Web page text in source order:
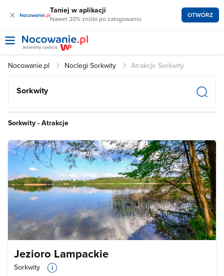
× Taniej w aplikacji
Nawet 20% zniżki po zalogowaniu OTWÓRZ
Nocowanie.pl Noclegi Sorkwity Atrakcje Sorkwity
Sorkwity
Sorkwity - Atrakcje
Jezioro Lampackie
Sorkwity